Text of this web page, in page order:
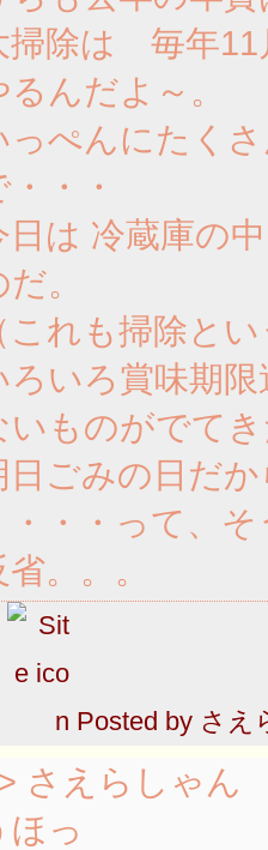
掃除は 毎年11
るんだよ～。
っぺんにたく
・・・
日は 冷蔵庫の
。
これも掃除と
ろいろ賞味期
いものがでて
日ごみの日だ
・・・って、
省。。。
Posted by さえ
さえらしゃん
ほっ